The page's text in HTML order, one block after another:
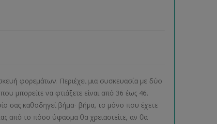
φορεμάτων. Περιέχει μια συσκευασία με δύο
μπορείτε να φτιάξετε είναι από 36 έως 46.
σας καθοδηγεί βήμα- βήμα, το μόνο που έχετε
από το πόσο ύφασμα θα χρειαστείτε, αν θα